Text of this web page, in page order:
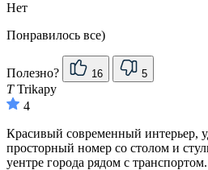
Нет
Понравилось все)
Полезно? 16 5
TTrikapy
4
Красивый современный интерьер,
просторный номер со столом и
уентре города рядом с транспортом.